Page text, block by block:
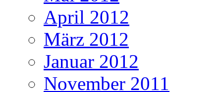
April 2012
März 2012
Januar 2012
November 2011